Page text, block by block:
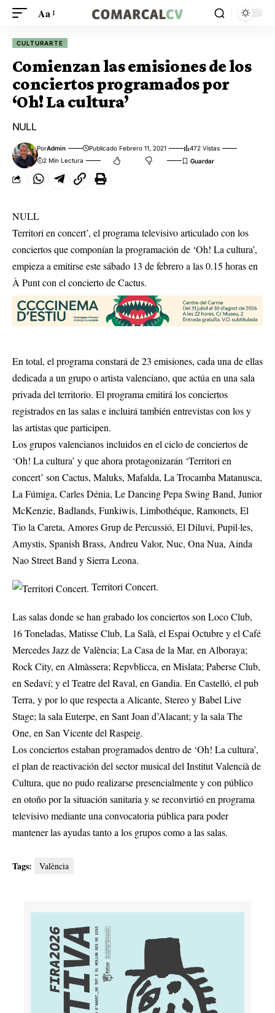
Aa
CULTURARTE
Comienzan las emisiones de los
conciertos programados por
‘Oh! La cultura’
NULL
PorAdmin Publicado Febrero 11, 2021
472 Vistas
2 Min Lectura
NULL
Territori en concert’, el programa televisivo articulado con los
conciertos que componían la programación de ‘Oh! La cultura’,
empieza a emitirse este sábado 13 de febrero a las 0.15 horas en
À Punt con el concierto de Cactus.
En total, el programa constará de 23 emisiones, cada una de ellas
dedicada a un grupo o artista valenciano, que actúa en una sala
privada del territorio. El programa emitirá los conciertos
registrados en las salas e incluirá también entrevistas con los y
las artistas que participen.
Los grupos valencianos incluidos en el ciclo de conciertos de
‘Oh! La cultura’ y que ahora protagonizarán ‘Territori en
concert’ son Cactus, Maluks, Mafalda, La Trocamba Matanusca,
La Fúmiga, Carles Dénia, Le Dancing Pepa Swing Band, Junior
McKenzie, Badlands, Funkiwis, Limbothéque, Ramonets, El
Tio la Careta, Amores Grup de Percussió, El Diluvi, Pupil·les,
Amystis, Spanish Brass, Andreu Valor, Nuc, Ona Nua, Ainda
Nao Street Band y Sierra Leona.
Territori Concert.
Las salas donde se han grabado los conciertos son Loco Club,
16 Toneladas, Matisse Club, La Salà, el Espai Octubre y el Café
Mercedes Jazz de València; La Casa de la Mar, en Alboraya;
Rock City, en Almàssera; Repvblicca, en Mislata; Paberse Club,
en Sedaví; y el Teatre del Raval, en Gandia. En Castelló, el pub
Terra, y por lo que respecta a Alicante, Stereo y Babel Live
Stage; la sala Euterpe, en Sant Joan d’Alacant; y la sala The
One, en San Vicente del Raspeig.
Los conciertos estaban programados dentro de ‘Oh! La cultura’,
el plan de reactivación del sector musical del Institut Valencià de
Cultura, que no pudo realizarse presencialmente y con público
en otoño por la situación sanitaria y se reconvirtió en programa
televisivo mediante una convocatoria pública para poder
mantener las ayudas tanto a los grupos como a las salas.
Tags: València